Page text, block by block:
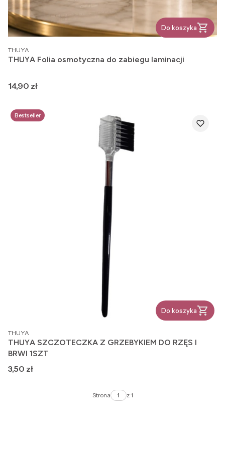
Do koszyka
PRODUCENT
THUYA
THUYA Folia osmotyczna do zabiegu laminacji
Cena
14,90 zł
Bestseller
Do koszyka
PRODUCENT
THUYA
THUYA SZCZOTECZKA Z GRZEBYKIEM DO RZĘS I
BRWI 1SZT
Cena
3,50 zł
Strona z 1